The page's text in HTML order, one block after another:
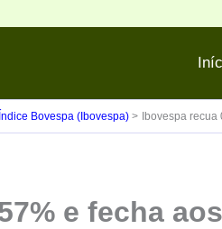
Índice Bovespa (Ibovespa) Ibovespa
e fecha